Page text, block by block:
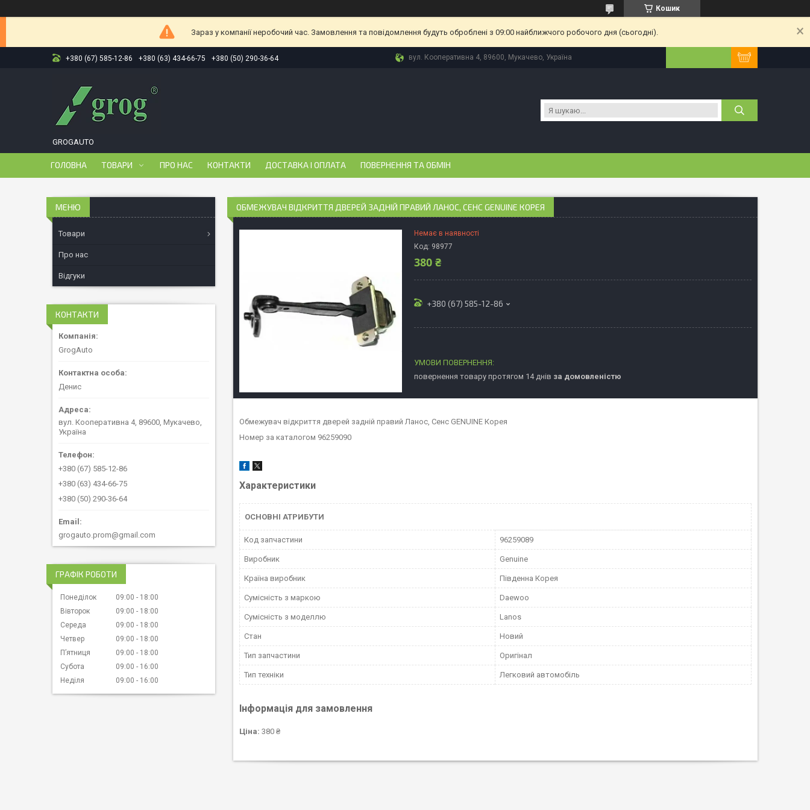
Кошик
Зараз у компанії неробочий час. Замовлення та повідомлення будуть оброблені з 09:00 найближчого робочого дня (сьогодні).
+380 (67) 585-12-86 +380 (63) 434-66-75 +380 (50) 290-36-64 вул. Кооперативна 4, 89600, Мукачево, Україна
GROGAUTO
ГОЛОВНА ТОВАРИ ПРО НАС КОНТАКТИ ДОСТАВКА І ОПЛАТА ПОВЕРНЕННЯ ТА ОБМІН
ОБМЕЖУВАЧ ВІДКРИТТЯ ДВЕРЕЙ ЗАДНІЙ ПРАВИЙ ЛАНОС, СЕНС GENUINE КОРЕЯ
Немає в наявності
Код: 98977
380 ₴
+380 (67) 585-12-86
повернення товару протягом 14 днів за домовленістю
Обмежувач відкриття дверей задній правий Ланос, Сенс GENUINE Корея
Номер за каталогом 96259090
Характеристики
ОСНОВНІ АТРИБУТИ
Код запчастини 96259089
Виробник Genuine
Країна виробник Південна Корея
Сумісність з маркою Daewoo
Сумісність з моделлю Lanos
Стан Новий
Тип запчастини Оригінал
Тип техніки Легковий автомобіль
Інформація для замовлення
Ціна: 380 ₴
Товари
Про нас
Відгуки
КОНТАКТИ
GrogAuto
Денис
вул. Кооперативна 4, 89600, Мукачево,
Україна
+380 (67) 585-12-86
+380 (63) 434-66-75
+380 (50) 290-36-64
grogauto.prom@gmail.com
ГРАФІК РОБОТИ
Понеділок 09:00
18:00
Вівторок
09:00
18:00
Середа
09:00
18:00
Четвер
09:00
18:00
Пʼятниця
09:00
18:00
Субота
09:00
16:00
Неділя
09:00 16:00